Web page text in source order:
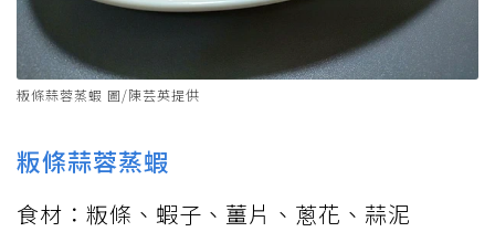
粄條蒜蓉蒸蝦 圖/陳芸英提供
粄條蒜蓉蒸蝦
食材：粄條、蝦子、薑片、蔥花、蒜泥